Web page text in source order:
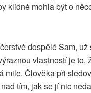
klidně mohla být o
dospělé Sam,
vlastností je to,
mile. Člověka při
tím, jak se jí nic